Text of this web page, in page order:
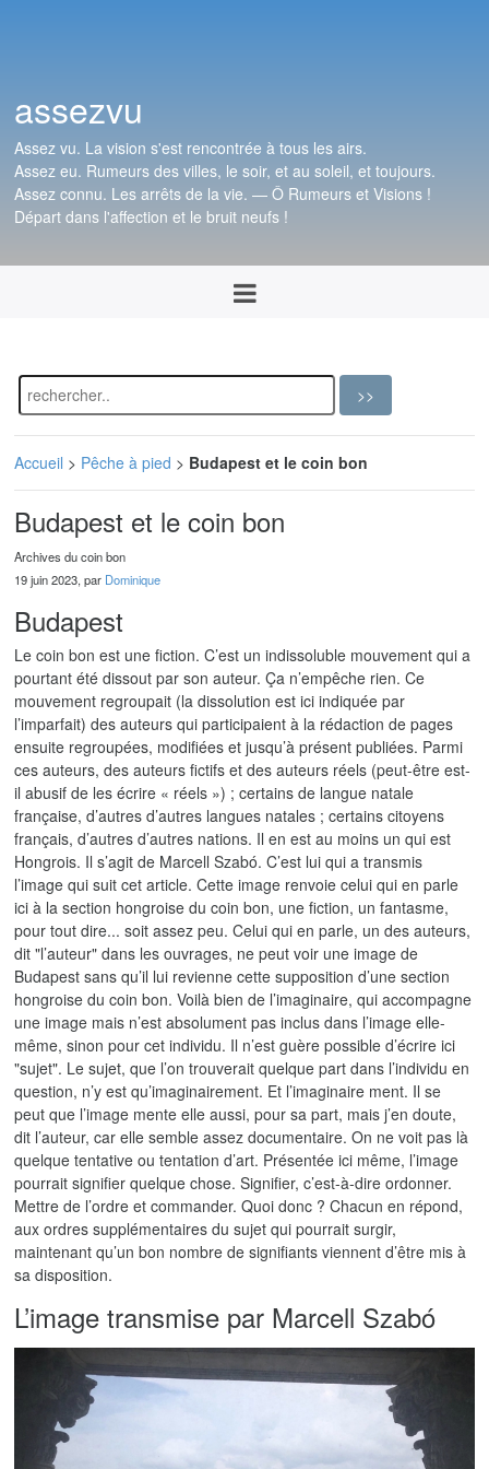
assezvu
Assez vu. La vision s'est rencontrée à tous les airs.
Assez eu. Rumeurs des villes, le soir, et au soleil, et toujours.
Assez connu. Les arrêts de la vie. — Ô Rumeurs et Visions !
Départ dans l'affection et le bruit neufs !
Accueil > Pêche à pied > Budapest et le coin bon
Budapest et le coin bon
Archives du coin bon
19 juin 2023, par Dominique
Budapest
Le coin bon est une fiction. C’est un indissoluble mouvement qui a
pourtant été dissout par son auteur. Ça n’empêche rien. Ce
mouvement regroupait (la dissolution est ici indiquée par
l’imparfait) des auteurs qui participaient à la rédaction de pages
ensuite regroupées, modifiées et jusqu’à présent publiées. Parmi
ces auteurs, des auteurs fictifs et des auteurs réels (peut-être est-
il abusif de les écrire « réels ») ; certains de langue natale
française, d’autres d’autres langues natales ; certains citoyens
français, d’autres d’autres nations. Il en est au moins un qui est
Hongrois. Il s’agit de Marcell Szabó. C’est lui qui a transmis
l’image qui suit cet article. Cette image renvoie celui qui en parle
ici à la section hongroise du coin bon, une fiction, un fantasme,
pour tout dire... soit assez peu. Celui qui en parle, un des auteurs,
dit "l’auteur" dans les ouvrages, ne peut voir une image de
Budapest sans qu’il lui revienne cette supposition d’une section
hongroise du coin bon. Voilà bien de l’imaginaire, qui accompagne
une image mais n’est absolument pas inclus dans l’image elle-
même, sinon pour cet individu. Il n’est guère possible d’écrire ici
"sujet". Le sujet, que l’on trouverait quelque part dans l’individu en
question, n’y est qu’imaginairement. Et l’imaginaire ment. Il se
peut que l’image mente elle aussi, pour sa part, mais j’en doute,
dit l’auteur, car elle semble assez documentaire. On ne voit pas là
quelque tentative ou tentation d’art. Présentée ici même, l’image
pourrait signifier quelque chose. Signifier, c’est-à-dire ordonner.
Mettre de l’ordre et commander. Quoi donc ? Chacun en répond,
aux ordres supplémentaires du sujet qui pourrait surgir,
maintenant qu’un bon nombre de signifiants viennent d’être mis à
sa disposition.
L’image transmise par Marcell Szabó